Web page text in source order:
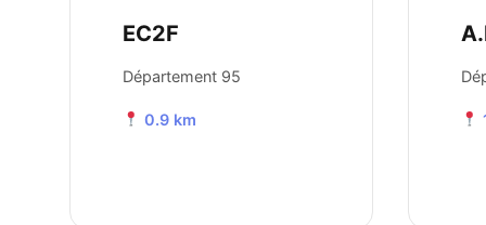
EC2F
Département 95
0.9 km